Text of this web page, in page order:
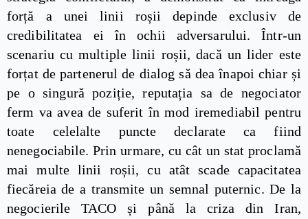
forță a unei linii roșii depinde exclusiv de
credibilitatea ei în ochii adversarului. Într-un
scenariu cu multiple linii roșii, dacă un lider este
forțat de partenerul de dialog să dea înapoi chiar și
pe o singură poziție, reputația sa de negociator
ferm va avea de suferit în mod iremediabil pentru
toate celelalte puncte declarate ca fiind
nenegociabile. Prin urmare, cu cât un stat proclamă
mai multe linii roșii, cu atât scade capacitatea
fiecăreia de a transmite un semnal puternic. De la
negocierile TACO și până la criza din Iran,